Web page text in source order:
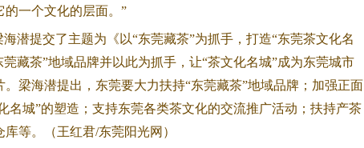
一个文化的层面。”
潜提交了主题为《以“东莞藏茶”为抓手，打造“东莞茶文化名
藏茶”地域品牌并以此为抓手，让“茶文化名城”成为东莞城市
梁海潜提出，东莞要大力扶持“东莞藏茶”地域品牌；加强正面
名城”的塑造；支持东莞各类茶文化的交流推广活动；扶持产茶
等。（王红君/东莞阳光网）